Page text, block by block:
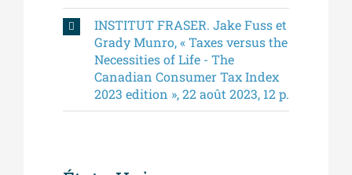
INSTITUT FRASER. Jake Fuss et
Grady Munro, « Taxes versus the
Necessities of Life - The
Canadian Consumer Tax Index
2023 edition », 22 août 2023, 12 p.